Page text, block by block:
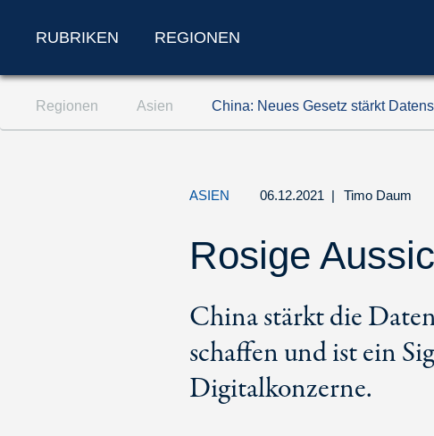
Zum Inhalt springen (Accesskey '1')
Zur Suche springen (Accesskey '2')
RUBRIKEN REGIONEN
Regionen Asien China: Neues Gesetz stärkt
ASIEN 06.12.2021 | Timo Daum
Rosige
China stärkt die
schaffen und ist ein
Digitalkonzerne.